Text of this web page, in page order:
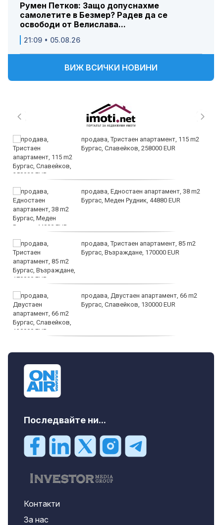
Румен Петков: Защо допуснахме
самолетите в Безмер? Радев да се
освободи от Велислава...
21:09 • 05.08.26
ВИЖ ВСИЧКИ НОВИНИ
продава, Тристаен апартамент, 115 m2
Бургас, Славейков, 258000 EUR
продава, Едностаен апартамент, 38 m2
Бургас, Меден Рудник, 44880 EUR
продава, Тристаен апартамент, 85 m2
Бургас, Възраждане, 170000 EUR
продава, Двустаен апартамент, 66 m2
Бургас, Славейков, 130000 EUR
Последвайте ни...
Контакти
За нас